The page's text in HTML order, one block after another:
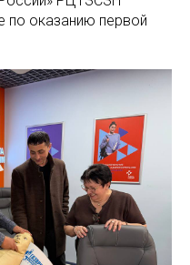
по оказанию первой